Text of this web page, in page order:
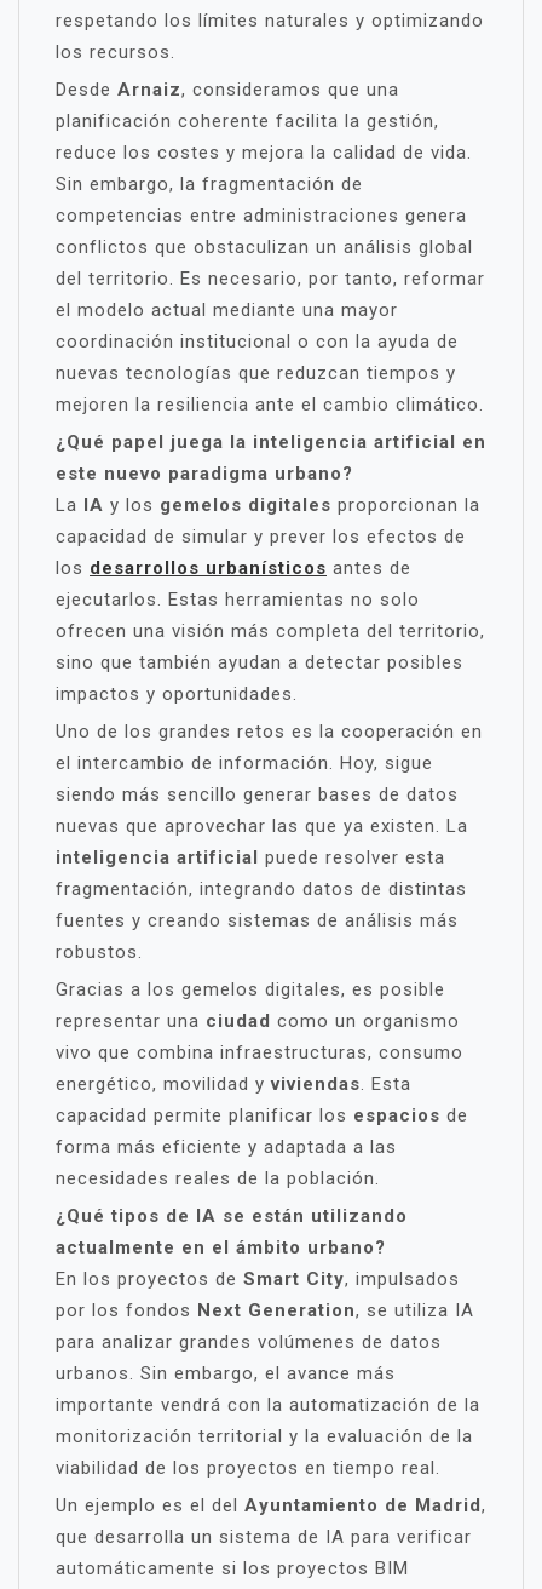
respetando los límites naturales y optimizando
los recursos.
Desde Arnaiz, consideramos que una
planificación coherente facilita la gestión,
reduce los costes y mejora la calidad de vida.
Sin embargo, la fragmentación de
competencias entre administraciones genera
conflictos que obstaculizan un análisis global
del territorio. Es necesario, por tanto, reformar
el modelo actual mediante una mayor
coordinación institucional o con la ayuda de
nuevas tecnologías que reduzcan tiempos y
mejoren la resiliencia ante el cambio climático.
¿Qué papel juega la inteligencia artificial en
este nuevo paradigma urbano?
La IA y los gemelos digitales proporcionan la
capacidad de simular y prever los efectos de
los desarrollos urbanísticos antes de
ejecutarlos. Estas herramientas no solo
ofrecen una visión más completa del territorio,
sino que también ayudan a detectar posibles
impactos y oportunidades.
Uno de los grandes retos es la cooperación en
el intercambio de información. Hoy, sigue
siendo más sencillo generar bases de datos
nuevas que aprovechar las que ya existen. La
inteligencia artificial puede resolver esta
fragmentación, integrando datos de distintas
fuentes y creando sistemas de análisis más
robustos.
Gracias a los gemelos digitales, es posible
representar una ciudad como un organismo
vivo que combina infraestructuras, consumo
energético, movilidad yviviendas. Esta
capacidad permite planificar los espacios de
forma más eficiente y adaptada a las
necesidades reales de la población.
¿Qué tipos de IA se están utilizando
actualmente en el ámbito urbano?
En los proyectos de Smart City, impulsados
por los fondos Next Generation, se utiliza IA
para analizar grandes volúmenes de datos
urbanos. Sin embargo, el avance más
importante vendrá con la automatización de la
monitorización territorial y la evaluación de la
viabilidad de los proyectos en tiempo real.
Un ejemplo es el del Ayuntamiento de Madrid,
que desarrolla un sistema de IA para verificar
automáticamente si los proyectos BIM